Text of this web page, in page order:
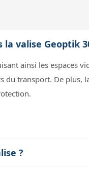
valise Geoptik
ainsi les espaces
du transport. De plus,
ce qui est pratique
?